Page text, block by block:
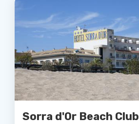
Sorra d'Or Beach Club